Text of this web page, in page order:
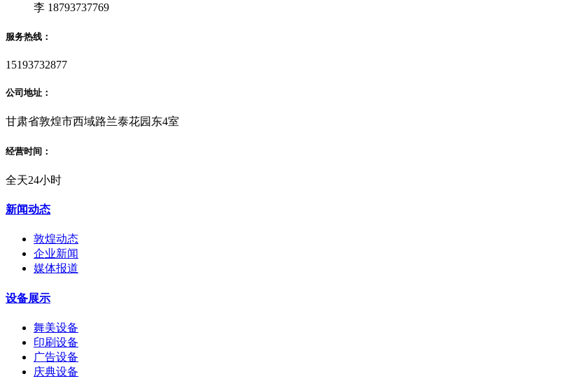
李 18793737769
服务热线：
15193732877
公司地址：
甘肃省敦煌市西域路兰泰花园东4室
经营时间：
全天24小时
新闻动态
敦煌动态
企业新闻
媒体报道
设备展示
舞美设备
印刷设备
广告设备
庆典设备